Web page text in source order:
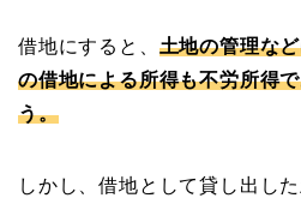
借地にすると、 土地の管理な
の借地による所得も不労所得
う。
しかし、借地として貸し出し